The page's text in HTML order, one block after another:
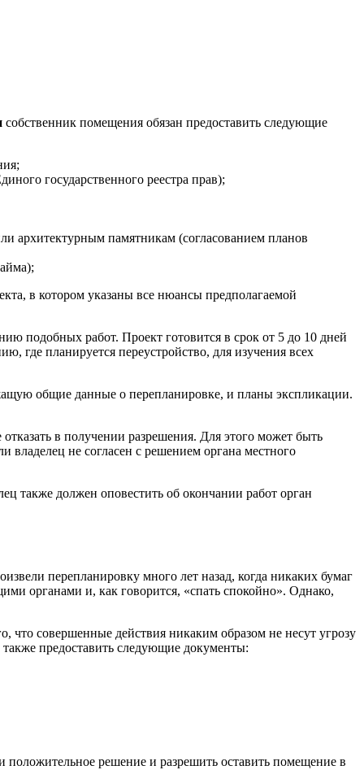
собственник помещения обязан предоставить следующие
государственного реестра прав);
архитектурным памятникам (согласованием планов
в котором указаны все нюансы предполагаемой
подобных работ. Проект готовится в срок от 5 до 10 дней
где планируется переустройство, для изучения всех
общие данные о перепланировке, и планы экспликации.
в получении разрешения. Для этого может быть
владелец не согласен с решением органа местного
также должен оповестить об окончании работ орган
перепланировку много лет назад, когда никаких бумаг
органами и, как говорится, «спать спокойно». Однако,
что совершенные действия никаким образом не несут угрозу
предоставить следующие документы:
положительное решение и разрешить оставить помещение в